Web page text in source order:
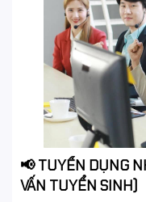
📢 TUYỂN DỤNG
VẤN TUYỂN SINH)